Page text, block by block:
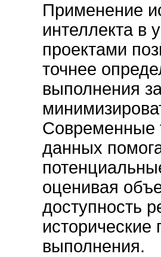
Применение
интеллекта в
проектами
точнее
выполнения
Современные
данных
оценивая
доступность
исторические
выполнения.